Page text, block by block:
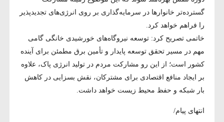
گسترده‌تر خانوارها در سرمایه‌گذاری بر روی انرژی‌های تجدیدپذیر
را فراهم خواهد کرد.
خاتمی تصریح کرد: توسعه نیروگاه‌های خورشیدی خانگی گامی
مهم در مسیر تحقق توسعه پایدار و تأمین برق مطمئن برای آینده
کشور است؛ از این رو مشارکت مردم در تولید انرژی پاک، علاوه
بر ایجاد منافع اقتصادی برای مشترکان، نقش بسزایی در کاهش
بار شبکه و حفظ محیط زیست خواهد داشت.
انتهای پیام/